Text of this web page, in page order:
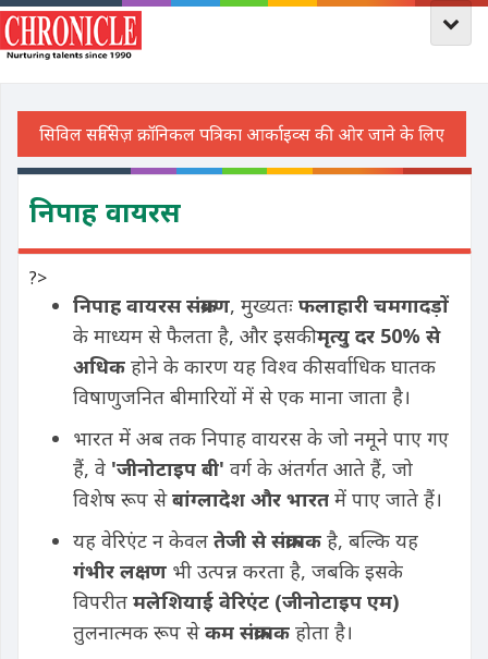
निपाह वायरस
?>
निपाह वायरस संक्रमण, मुख्यतः फलाहारी चमगादड़ों
के माध्यम से फैलता है, और इसकीमृत्यु दर 50% से
अधिक होने के कारण यह विश्व की सर्वाधिक घातक
विषाणुजनित बीमारियों में से एक माना जाता है।
भारत में अब तक निपाह वायरस के जो नमूने पाए गए
हैं, वे 'जीनोटाइप बी' वर्ग के अंतर्गत आते हैं, जो
विशेष रूप सेबांग्लादेश और भारत में पाए जाते हैं।
यह वेरिएंट न केवल तेजी से संक्रामक है, बल्कि यह
गंभीर लक्षण भी उत्पन्न करता है, जबकि इसके
विपरीत मलेशियाई वेरिएंट (जीनोटाइप एम)
तुलनात्मक रूप सेकम संक्रामक होता है।